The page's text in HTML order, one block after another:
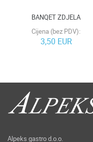
BANQET ZDJELA
Cijena (bez PDV):
3,50 EUR
Alpeks gastro d.o.o.